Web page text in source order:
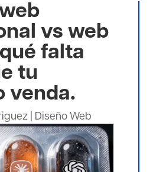
vs web
falta
tu
venda.
| Diseño Web